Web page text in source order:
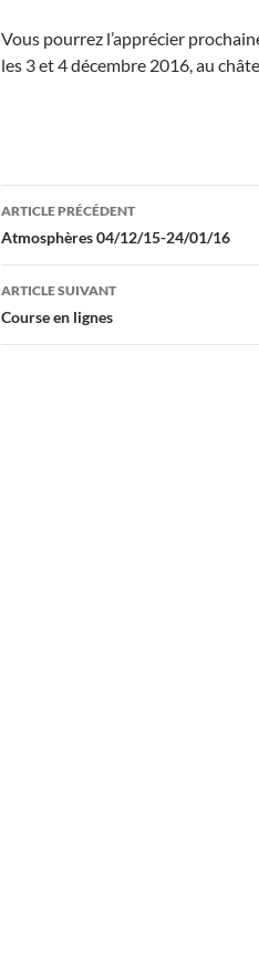
Vous pourrez l’apprécier
les 3 et 4 décembre 2016, au
Navigation
des
articles
ARTICLE PRÉCÉDENT
Atmosphères 04/12/15-24/01/16
ARTICLE SUIVANT
Course en lignes